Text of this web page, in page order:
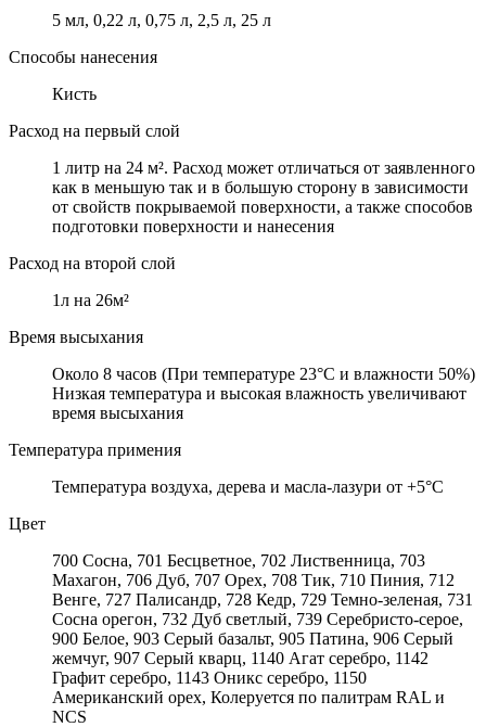
5 мл, 0,22 л, 0,75 л, 2,5 л, 25 л
Способы нанесения
Кисть
Расход на первый слой
1 литр на 24 м². Расход может отличаться от заявленного
как в меньшую так и в большую сторону в зависимости
от свойств покрываемой поверхности, а также способов
подготовки поверхности и нанесения
Расход на второй слой
1л на 26м²
Время высыхания
Около 8 часов (При температуре 23°C и влажности 50%)
Низкая температура и высокая влажность увеличивают
время высыхания
Температура примения
Температура воздуха, дерева и масла-лазури от +5°C
Цвет
700 Сосна, 701 Бесцветное, 702 Лиственница, 703
Махагон, 706 Дуб, 707 Орех, 708 Тик, 710 Пиния, 712
Венге, 727 Палисандр, 728 Кедр, 729 Темно-зеленая, 731
Сосна орегон, 732 Дуб светлый, 739 Серебристо-серое,
900 Белое, 903 Серый базальт, 905 Патина, 906 Серый
жемчуг, 907 Серый кварц, 1140 Агат серебро, 1142
Графит серебро, 1143 Оникс серебро, 1150
Американский орех, Колеруется по палитрам RAL и
NCS